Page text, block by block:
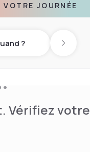
JOURNÉE
? Next day
Vérifiez